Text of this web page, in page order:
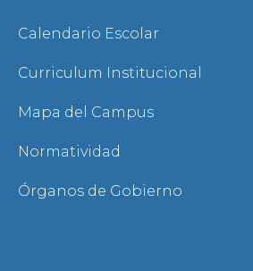
Calendario Escolar
Curriculum Institucional
Mapa del Campus
Normatividad
Órganos de Gobierno